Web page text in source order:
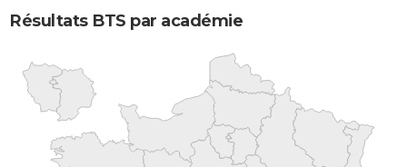
Résultats BTS par académie